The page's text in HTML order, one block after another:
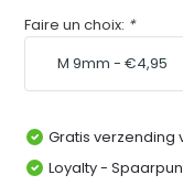
Faire un choix: *
Gratis verzending
Loyalty -